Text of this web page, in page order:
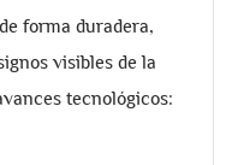
forma duradera,
visibles de la
tecnológicos: